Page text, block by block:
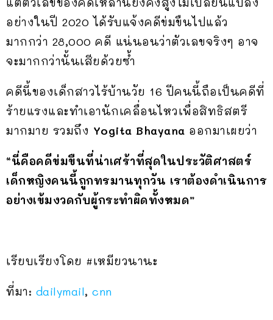
อย่างในปี 2020 ได้รับแจ้งคดีข่มขืนไปแล้ว
มากกว่า 28,000 คดี แน่นอนว่าตัวเลขจริงๆ อาจ
จะมากกว่านั้นเสียด้วยซ้ำ
คดีนี้ของเด็กสาวไร้บ้านวัย 16 ปีคนนี้ถือเป็นคดีที่
ร้ายแรงและทำเอานักเคลื่อนไหวเพื่อสิทธิสตรี
มากมาย รวมถึง Yogita Bhayana ออกมาเผยว่า
“นี่คือคดีข่มขืนที่น่าเศร้าที่สุดในประวัติศาสตร์
เด็กหญิงคนนี้ถูกทรมานทุกวัน เราต้องดำเนินการ
อย่างเข้มงวดกับผู้กระทำผิดทั้งหมด”
เรียบเรียงโดย #เหมียวนานะ
ที่มา: dailymail, cnn